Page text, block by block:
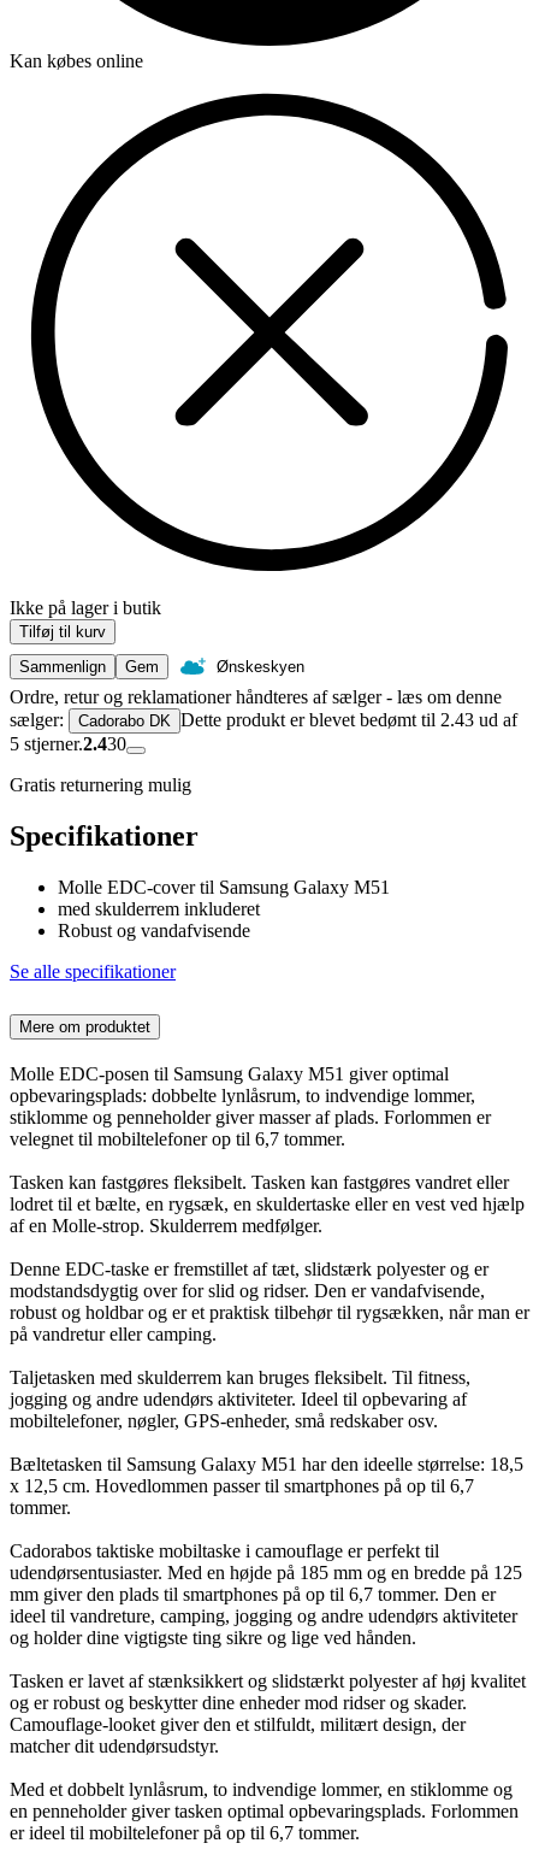
Kan købes online
Ikke på lager i butik
Tilføj til kurv
Sammenlign
Gem Ønskeskyen
Ordre, retur og reklamationer håndteres af sælger - læs om denne
sælger:
Cadorabo DK Dette produkt er blevet bedømt til 2.43 ud af
5 stjerner.2.430
Gratis returnering mulig
Specifikationer
Molle EDC-cover til Samsung Galaxy M51
med skulderrem inkluderet
Robust og vandafvisende
Se alle specifikationer
Mere om produktet
Molle EDC-posen til Samsung Galaxy M51 giver optimal
opbevaringsplads: dobbelte lynlåsrum, to indvendige lommer,
stiklomme og penneholder giver masser af plads. Forlommen er
velegnet til mobiltelefoner op til 6,7 tommer.
Tasken kan fastgøres fleksibelt. Tasken kan fastgøres vandret eller
lodret til et bælte, en rygsæk, en skuldertaske eller en vest ved hjælp
af en Molle-strop. Skulderrem medfølger.
Denne EDC-taske er fremstillet af tæt, slidstærk polyester og er
modstandsdygtig over for slid og ridser. Den er vandafvisende,
robust og holdbar og er et praktisk tilbehør til rygsækken, når man er
på vandretur eller camping.
Taljetasken med skulderrem kan bruges fleksibelt. Til fitness,
jogging og andre udendørs aktiviteter. Ideel til opbevaring af
mobiltelefoner, nøgler, GPS-enheder, små redskaber osv.
Bæltetasken til Samsung Galaxy M51 har den ideelle størrelse: 18,5
x 12,5 cm. Hovedlommen passer til smartphones på op til 6,7
tommer.
Cadorabos taktiske mobiltaske i camouflage er perfekt til
udendørsentusiaster. Med en højde på 185 mm og en bredde på 125
mm giver den plads til smartphones på op til 6,7 tommer. Den er
ideel til vandreture, camping, jogging og andre udendørs aktiviteter
og holder dine vigtigste ting sikre og lige ved hånden.
Tasken er lavet af stænksikkert og slidstærkt polyester af høj kvalitet
og er robust og beskytter dine enheder mod ridser og skader.
Camouflage-looket giver den et stilfuldt, militært design, der
matcher dit udendørsudstyr.
Med et dobbelt lynlåsrum, to indvendige lommer, en stiklomme og
en penneholder giver tasken optimal opbevaringsplads. Forlommen
er ideel til mobiltelefoner på op til 6,7 tommer.